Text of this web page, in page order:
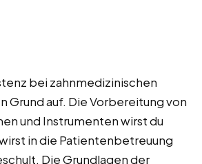
bei zahnmedizinischen
Grund auf. Die Vorbereitung von
und Instrumenten wirst du
in die Patientenbetreuung
Die Grundlagen der